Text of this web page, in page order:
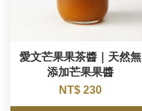
愛文芒果果茶醬｜天然無
添加芒果果醬
NT$ 230